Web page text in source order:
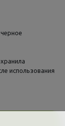
использования